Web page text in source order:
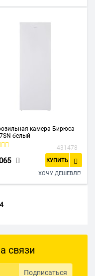
камера Бирюса
белый
431478
КУПИТЬ
ХОЧУ ДЕШЕВЛЕ!
4
связи
Подписаться